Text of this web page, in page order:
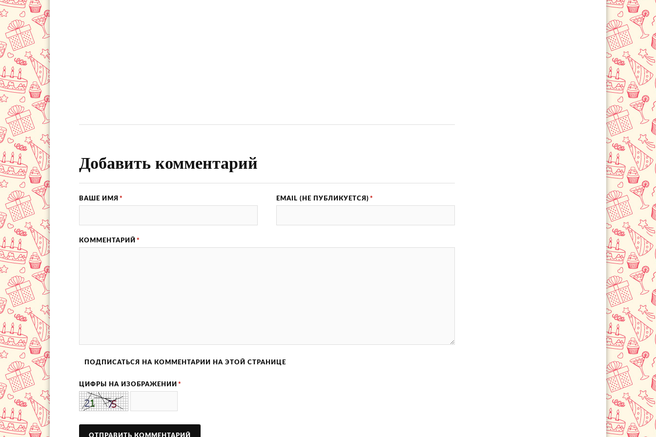
Добавить комментарий
ВАШЕ ИМЯ * EMAIL (НЕ ПУБЛИКУЕТСЯ) *
КОММЕНТАРИЙ *
ПОДПИСАТЬСЯ НА КОММЕНТАРИИ НА ЭТОЙ СТРАНИЦЕ
ЦИФРЫ НА ИЗОБРАЖЕНИИ *